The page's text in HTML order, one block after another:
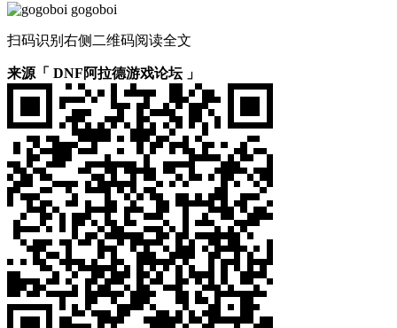
gogoboi
扫码识别右侧二维码阅读全文
来源「 DNF阿拉德游戏论坛 」